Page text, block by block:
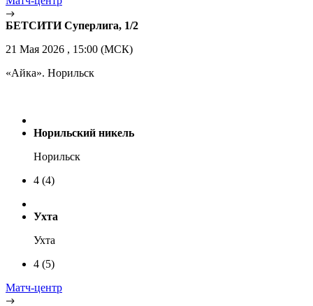
БЕТСИТИ Суперлига, 1/2
21 Мая 2026 , 15:00 (МСК)
«Айка». Норильск
Норильский никель
Норильск
4 (4)
Ухта
Ухта
4 (5)
Матч-центр